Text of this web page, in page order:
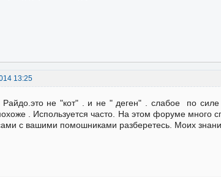
13:25
Райдо.это не "кот" . и не " деген" . слабое по
. Используется часто. На этом форуме много
с вашими помошниками разберетесь. Моих